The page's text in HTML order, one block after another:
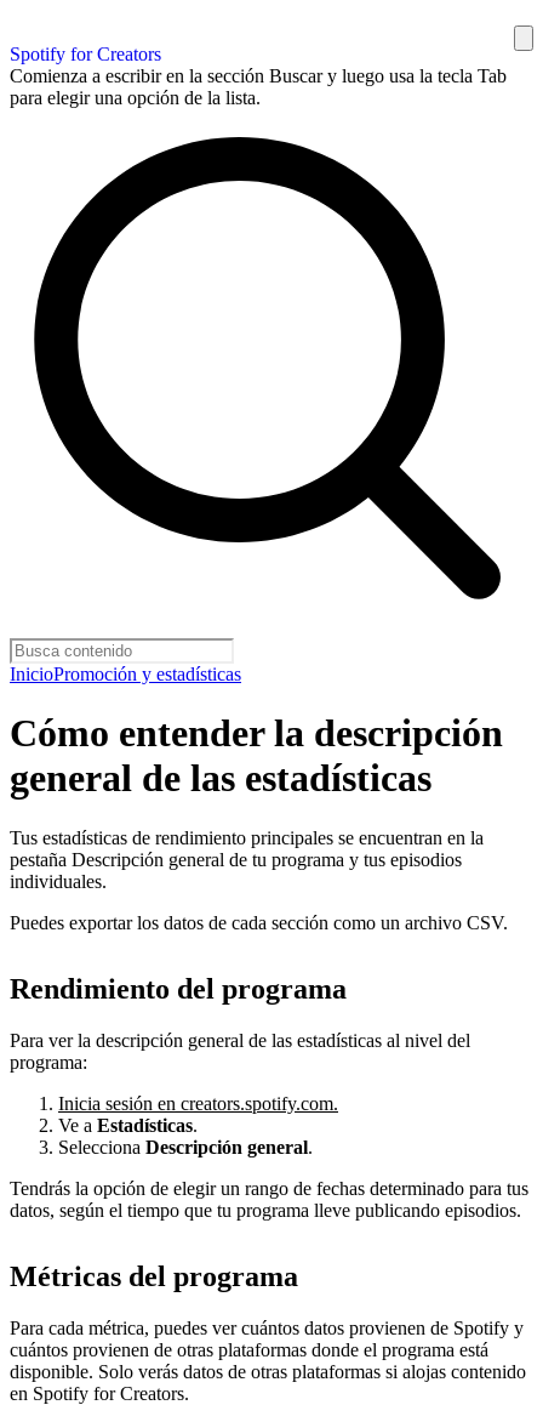
Spotify for Creators
Comienza a escribir en la sección Buscar y luego usa la tecla Tab
para elegir una opción de la lista.
InicioPromoción y estadísticas
Cómo entender la descripción
general de las estadísticas
Tus estadísticas de rendimiento principales se encuentran en la
pestaña Descripción general de tu programa y tus episodios
individuales.
Puedes exportar los datos de cada sección como un archivo CSV.
Rendimiento del programa
Para ver la descripción general de las estadísticas al nivel del
programa:
Inicia sesión en creators.spotify.com.
Ve a Estadísticas.
Selecciona Descripción general.
Tendrás la opción de elegir un rango de fechas determinado para tus
datos, según el tiempo que tu programa lleve publicando episodios.
Métricas del programa
Para cada métrica, puedes ver cuántos datos provienen de Spotify y
cuántos provienen de otras plataformas donde el programa está
disponible. Solo verás datos de otras plataformas si alojas contenido
en Spotify for Creators.